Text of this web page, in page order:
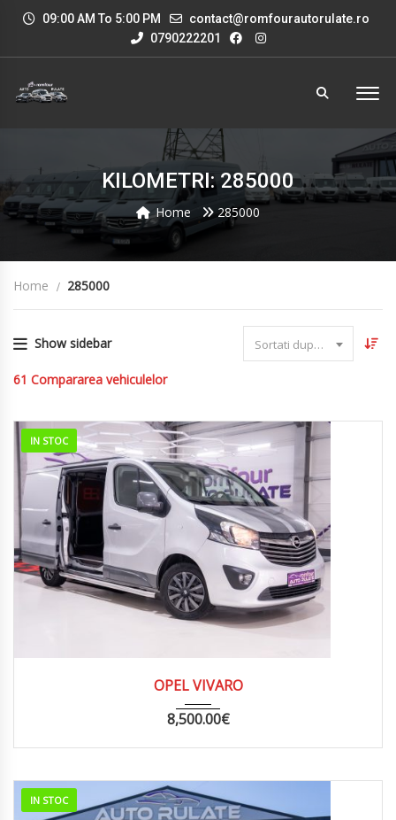
09:00 AM To 5:00 PM
contact@romfourautorulate.ro
0790222201
KILOMETRI: 285000
Home 285000
Home 285000
Show sidebar Sortati dupa data
61 Compararea vehiculelor
IN STOC
OPEL VIVARO
8,500.00€
IN STOC